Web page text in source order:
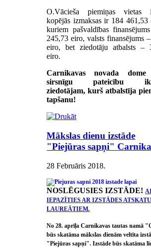
O.Vācieša piemiņas vietas
kopējās izmaksas ir 184 461,53
kuriem pašvaldības
245,73 eiro, valsts finansējums
eiro, bet ziedotāju atbalsts –
eiro.
Carnikavas novada dome
sirsnīgu pateicību
ziedotājam, kurš atbalstīja
tapšanu!
Mākslas dienu izstāde
"Piejūras sapņi"
28 Februāris 2018.
NOSLĒGUSIES IZSTĀDE!
IEPAZĪTIES AR IZSTĀDES
LAUREĀTIEM.
No 28. aprīļa Carnikavas tautas namā
būs skatāma mākslas dienām veltīta
"Piejūras sapņi". Izstāde būs skatāma